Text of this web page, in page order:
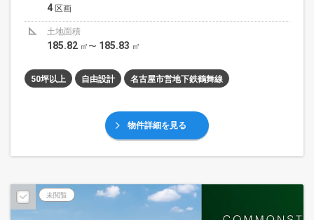
4 区画
土地面積
185.82 ㎡〜 185.83 ㎡
50坪以上 自由設計 名古屋市営地下鉄鶴舞線
物件詳細を見る
未閲覧